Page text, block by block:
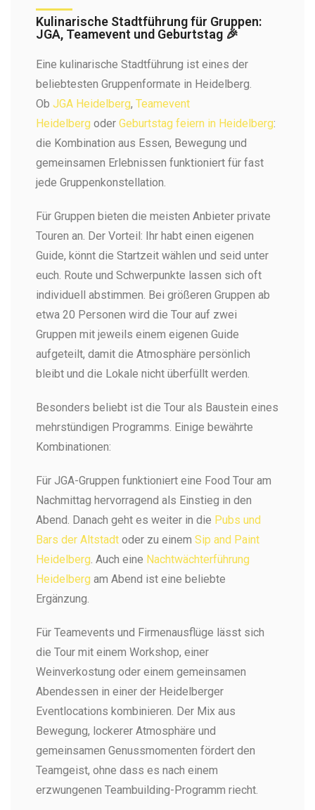
Kulinarische Stadtführung für Gruppen:
JGA, Teamevent und Geburtstag 🎉
Eine kulinarische Stadtführung ist eines der
beliebtesten Gruppenformate in Heidelberg.
Ob JGA Heidelberg, Teamevent
Heidelberg oder Geburtstag feiern in Heidelberg:
die Kombination aus Essen, Bewegung und
gemeinsamen Erlebnissen funktioniert für fast
jede Gruppenkonstellation.
Für Gruppen bieten die meisten Anbieter private
Touren an. Der Vorteil: Ihr habt einen eigenen
Guide, könnt die Startzeit wählen und seid unter
euch. Route und Schwerpunkte lassen sich oft
individuell abstimmen. Bei größeren Gruppen ab
etwa 20 Personen wird die Tour auf zwei
Gruppen mit jeweils einem eigenen Guide
aufgeteilt, damit die Atmosphäre persönlich
bleibt und die Lokale nicht überfüllt werden.
Besonders beliebt ist die Tour als Baustein eines
mehrstündigen Programms. Einige bewährte
Kombinationen:
Für JGA-Gruppen funktioniert eine Food Tour am
Nachmittag hervorragend als Einstieg in den
Abend. Danach geht es weiter in die Pubs und
Bars der Altstadt oder zu einem Sip and Paint
Heidelberg . Auch eine Nachtwächterführung
Heidelberg am Abend ist eine beliebte
Ergänzung.
Für Teamevents und Firmenausflüge lässt sich
die Tour mit einem Workshop, einer
Weinverkostung oder einem gemeinsamen
Abendessen in einer der Heidelberger
Eventlocations kombinieren. Der Mix aus
Bewegung, lockerer Atmosphäre und
gemeinsamen Genussmomenten fördert den
Teamgeist, ohne dass es nach einem
erzwungenen Teambuilding-Programm riecht.